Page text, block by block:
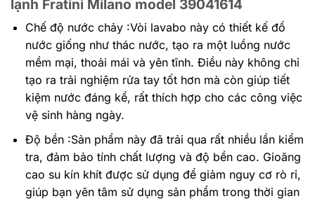
lạnh Fratini Milano model 39041614
Chế độ nước chảy :Vòi lavabo này có thiết kế đổ
nước giống như thác nước, tạo ra một luồng nước
mềm mại, thoải mái và yên tĩnh. Điều này không chỉ
tạo ra trải nghiệm rửa tay tốt hơn mà còn giúp tiết
kiệm nước đáng kể, rất thích hợp cho các công việc
vệ sinh hàng ngày.
Độ bền :Sản phẩm này đã trải qua rất nhiều lần kiểm
tra, đảm bảo tính chất lượng và độ bền cao. Gioăng
cao su kín khít được sử dụng để giảm nguy cơ rò rỉ,
giúp bạn yên tâm sử dụng sản phẩm trong thời gian